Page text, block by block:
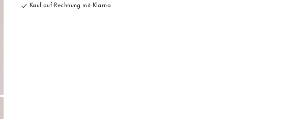
Kauf auf Rechnung mit Klarna